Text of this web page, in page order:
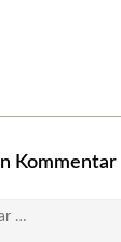
Kommentar